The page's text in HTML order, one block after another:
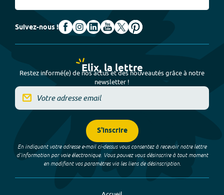
Suivez-nous !
Elix, la lettre
Restez informé(e) de nos actus et des nouveautés grâce à notre
newsletter !
S'inscrire
En indiquant votre adresse e-mail ci-dessus vous consentez à recevoir notre lettre
d’information par voie électronique. Vous pouvez vous désinscrire à tout moment
en modifiant vos paramètres via les liens de désinscription.